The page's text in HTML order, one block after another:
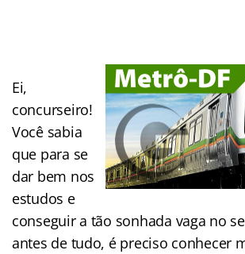
Ei,
concurseiro!
Você sabia
que para se
dar bem nos
estudos e
conseguir a tão sonhada vaga no
antes de tudo, é preciso conhecer